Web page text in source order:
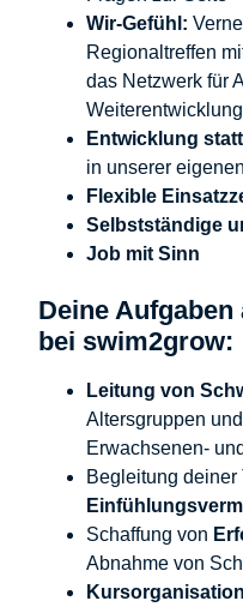
Wir-Gefühl:
Regionaltreffen
das Netzwerk für
Weiterentwicklung
Entwicklung
in unserer
Flexible
Selbstständige
Job mit Sinn
Deine
bei swim2grow:
Leitung von
Altersgruppen
Erwachsenen-
Begleitung
Schaffung von
Abnahme von